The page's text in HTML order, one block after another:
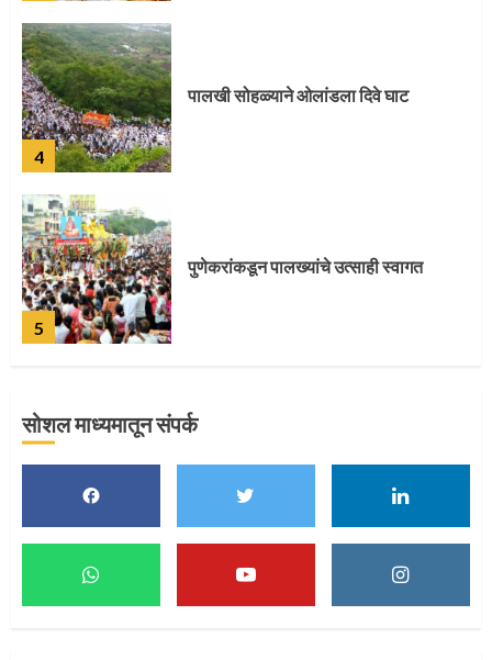
4
पालखी सोहळ्याने ओलांडला दिवे घाट
5
पुणेकरांकडून पालख्यांचे उत्साही स्वागत
मुख्यमंत्र्यांच्या हस्ते विठ्ठलाची महापूजा
माऊलींच्या पादुकांना नीरा स्नान
सोशल माध्यमातून संपर्क